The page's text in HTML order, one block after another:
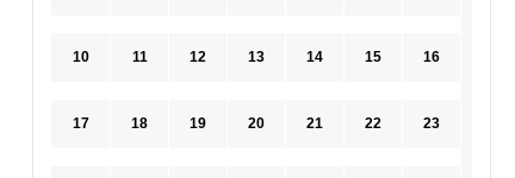
10 11 12 13 14 15 16
17 18 19 20 21 22 23